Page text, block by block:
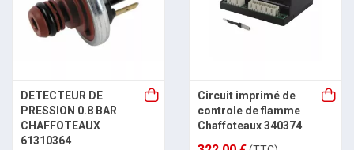
DETECTEUR DE
PRESSION 0.8 BAR
CHAFFOTEAUX
61310364
Circuit imprimé de
controle de flamme
Chaffoteaux 340374